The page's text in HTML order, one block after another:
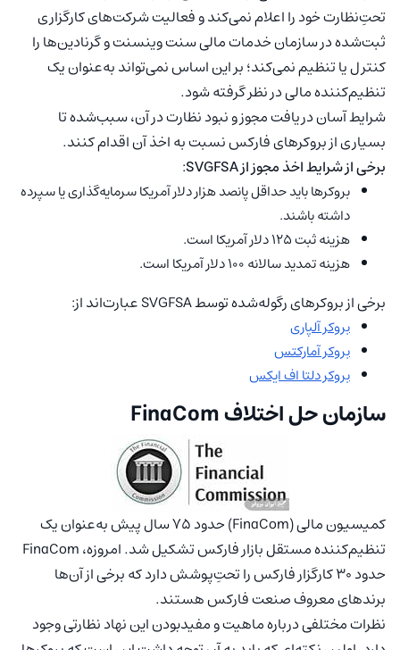
تحتِ‌نظارت خود را اعلام نمی‌کند و فعالیت شرکت‌های کارگزاری
ثبت‌شده در سازمان خدمات مالی سنت وینسنت و گرنادین‌ها را
کنترل یا تنظیم نمی‌کند؛ بر این اساس نمی‌تواند به‌عنوان یک
تنظیم‌‌کننده مالی در نظر گرفته شود.
شرایط آسان دریافت مجوز و نبود نظارت در آن، سبب‌شده تا
بسیاری از بروکرهای فارکس نسبت به اخذ آن اقدام کنند.
برخی از شرایط اخذ مجوز از SVGFSA
:
بروکرها باید حداقل پانصد هزار دلار آمریکا سرمایه‌گذاری یا سپرده
داشته باشند.
هزینه ثبت ۱۲۵ دلار آمریکا است.
هزینه تمدید سالانه ۱۰۰ دلار آمریکا است.
برخی از بروکرهای رگوله‌شده توسط SVGFSA عبارت‌اند از:
بروکر آلپاری
بروکر آمارکتس
بروکر دلتا اف ایکس
سازمان حل اختلاف FinaCom
کمیسیون مالی (FinaCom) حدود ۷۵ سال پیش به‌عنوان یک
تنظیم‌کننده مستقل بازار فارکس تشکیل شد. امروزه، FinaCom
حدود ۳۰ کارگزار فارکس را تحتِ‌پوشش دارد که برخی از آن‌ها
برندهای معروف صنعت فارکس هستند.
نظرات مختلفی درباره ماهیت و مفیدبودن این نهاد نظارتی وجود